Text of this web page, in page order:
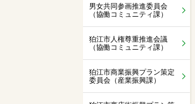
男女共同参画推進委員会
（協働コミュニティ課）
狛江市人権尊重推進会議
（協働コミュニティ課）
狛江市商業振興プラン策定
委員会（産業振興課）